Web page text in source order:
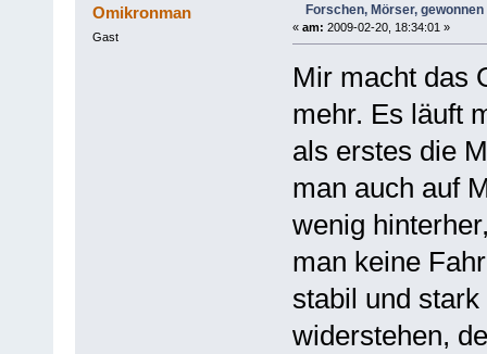
Omikronman
Gast
Forschen, Mörser, gewonnen
« am: 2009-02-20, 18:34:01 »
Mir macht das
mehr. Es läuft
als erstes die
man auch auf
wenig
man keine
stabil und
widerstehen,